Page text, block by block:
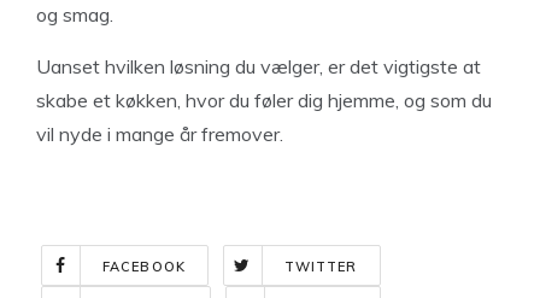
og smag.
Uanset hvilken løsning du vælger, er det vigtigste at
skabe et køkken, hvor du føler dig hjemme, og som du
vil nyde i mange år fremover.
FACEBOOK TWITTER